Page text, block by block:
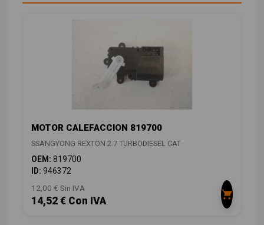
MOTOR CALEFACCION 819700
SSANGYONG REXTON 2.7 TURBODIESEL CAT
OEM: 819700
ID: 946372
12,00 € Sin IVA
14,52 € Con IVA